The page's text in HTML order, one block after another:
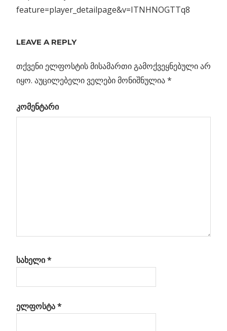
feature=player_detailpage&v=ITNHNOGTTq8
ნავიგაცია
Previous
რამ შეჭამა
ატმოსფერო?
LEAVE A REPLY
თქვენი ელფოსტის მისამართი გამოქვეყნებული არ
იყო. აუცილებელი ველები მონიშნულია*
კომენტარი
სახელი*
ელფოსტა*